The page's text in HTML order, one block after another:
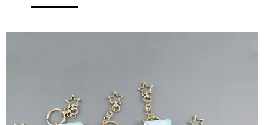
１．於結帳方式選擇「AFTEE先享後付」後，將跳轉至「AFTEE先享後付」
※ 請注意：結帳手續完成當下不需立刻繳費，但若您需要取消訂單，請聯絡
購買商品的店家。未經商家同意取消之訂單仍視為有效，需透過AFTEE先享
後付繳納相關費用。
※ 交易是否成功請以「AFTEE先享後付 」之結帳頁面顯示為準，若有關於
全家付款取貨
每筆NT$60，滿NT$499(含以上)免運費
付款後7-11取貨